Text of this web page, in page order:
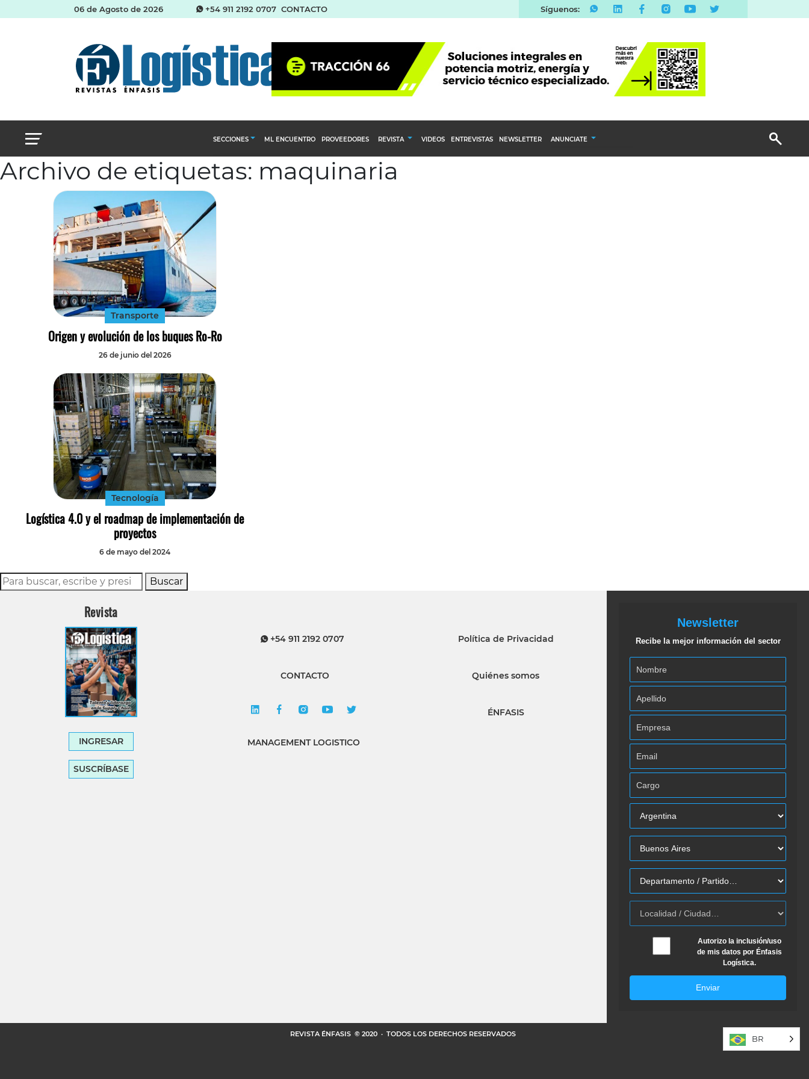
06 de Agosto de 2026 +54 911 2192 0707 CONTACTO Síguenos:
SECCIONES
Abastecimiento y compras
ML ENCUENTRO PROVEEDORES REVISTA
Calendario Editorial
Ediciones Anteriores
VIDEOS ENTREVISTAS NEWSLETTER ANUNCIATE
Archivo de etiquetas: maquinaria
Transporte
Origen y evolución de los buques Ro-Ro
26 de junio del 2026
Tecnología
Logística 4.0 y el roadmap de implementación de
proyectos
6 de mayo del 2024
Buscar
Revista
INGRESAR
SUSCRÍBASE
+54 911 2192 0707
CONTACTO
MANAGEMENT LOGISTICO
Política de Privacidad
Quiénes somos
ÉNFASIS
Newsletter
Recibe la mejor información del sector
Autorizo la inclusión/uso
de mis datos por Énfasis
Logística.
Enviar
REVISTA ÉNFASIS © 2020 · TODOS LOS DERECHOS RESERVADOS BR